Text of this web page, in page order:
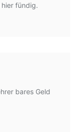
fündig.
bares Geld